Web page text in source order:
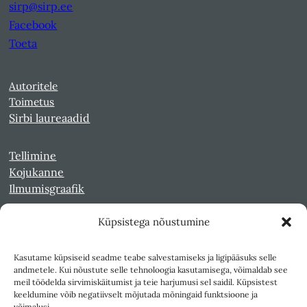
Küpsistega nõustumine
Kasutame küpsiseid seadme teabe salvestamiseks ja ligipääsuks selle
andmetele. Kui nõustute selle tehnoloogia kasutamisega, võimaldab see
meil töödelda sirvimiskäitumist ja teie harjumusi sel saidil. Küpsistest
keeldumine võib negatiivselt mõjutada mõningaid funktsioone ja
sirp@sirp.ee
Facebook
Toeta
Autoritele
Toimetus
Sirbi laureaadid
Tellimine
Kojukanne
Ilmumisgraafik
Kultuurileht 1994-1997
Reede 1989-1990
Sirp ja Vasar 1940-1989